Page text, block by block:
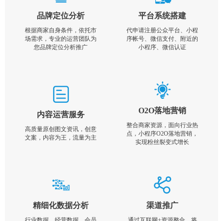
品牌定位分析
根据商家自身条件，依托市
场需求，专业的运营团队为
您品牌定位分析推广
平台系统搭建
代申请注册公众平台、小程
序帐号、微信支付、附近的
小程序、微信认证
内容运营服务
高质量原创图文资讯，创意
文案，内容为王，流量为主
O2O落地营销
整合商家资源，面向行业热
点，小程序O2O落地营销，
实现粉丝裂变式增长
精细化数据分析 渠道推广